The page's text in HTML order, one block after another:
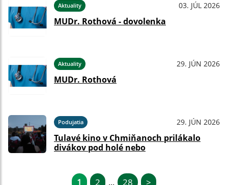
Aktuality 03. JÚL 2026
MUDr. Rothová - dovolenka
Aktuality 29. JÚN 2026
MUDr. Rothová
Podujatia 29. JÚN 2026
Tulavé kino v Chmiňanoch prilákalo
divákov pod holé nebo
1 2 ... 28 >